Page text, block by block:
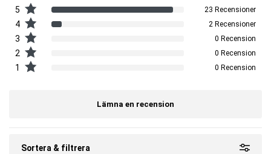
-varav sockerarter
-varav polyoler
1,3 g
0,7 g
Fiber
0,05 g 0,03 g
5 23 Recensioner
4 2 Recensioner
3 0 Recension
2 0 Recension
1 0 Recension
Lämna en recension
Sortera & filtrera